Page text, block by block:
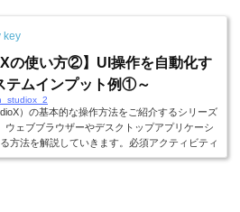
の使い方②】UI操作を自動化す
テムインプット例①～
）の基本的な操作方法をご紹介するシリーズ
ウェブブラウザーやデスクトップアプリケーシ
方法を解説していきます。必須アクティビティ
業務でよく使われる実践フロー例を使ってマス